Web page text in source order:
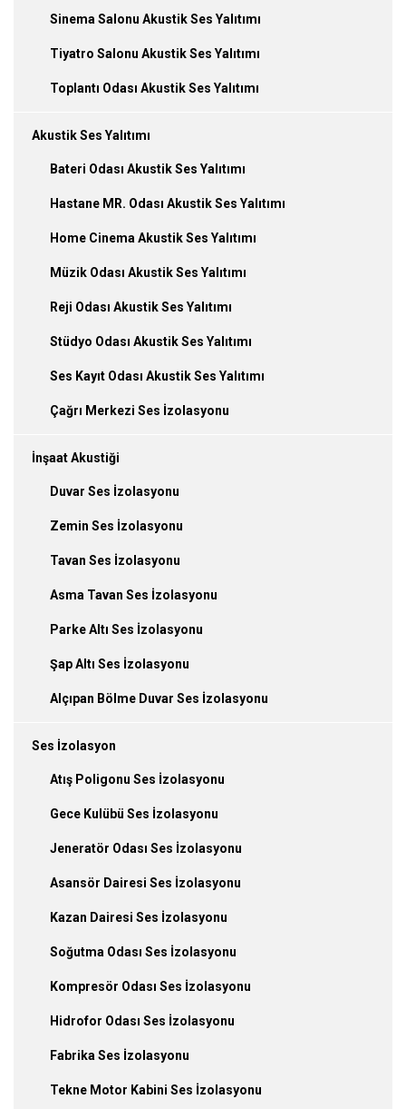
Sinema Salonu Akustik Ses Yalıtımı
Tiyatro Salonu Akustik Ses Yalıtımı
Toplantı Odası Akustik Ses Yalıtımı
Akustik Ses Yalıtımı
Bateri Odası Akustik Ses Yalıtımı
Hastane MR. Odası Akustik Ses Yalıtımı
Home Cinema Akustik Ses Yalıtımı
Müzik Odası Akustik Ses Yalıtımı
Reji Odası Akustik Ses Yalıtımı
Stüdyo Odası Akustik Ses Yalıtımı
Ses Kayıt Odası Akustik Ses Yalıtımı
Çağrı Merkezi Ses İzolasyonu
İnşaat Akustiği
Duvar Ses İzolasyonu
Zemin Ses İzolasyonu
Tavan Ses İzolasyonu
Asma Tavan Ses İzolasyonu
Parke Altı Ses İzolasyonu
Şap Altı Ses İzolasyonu
Alçıpan Bölme Duvar Ses İzolasyonu
Ses İzolasyon
Atış Poligonu Ses İzolasyonu
Gece Kulübü Ses İzolasyonu
Jeneratör Odası Ses İzolasyonu
Asansör Dairesi Ses İzolasyonu
Kazan Dairesi Ses İzolasyonu
Soğutma Odası Ses İzolasyonu
Kompresör Odası Ses İzolasyonu
Hidrofor Odası Ses İzolasyonu
Fabrika Ses İzolasyonu
Tekne Motor Kabini Ses İzolasyonu